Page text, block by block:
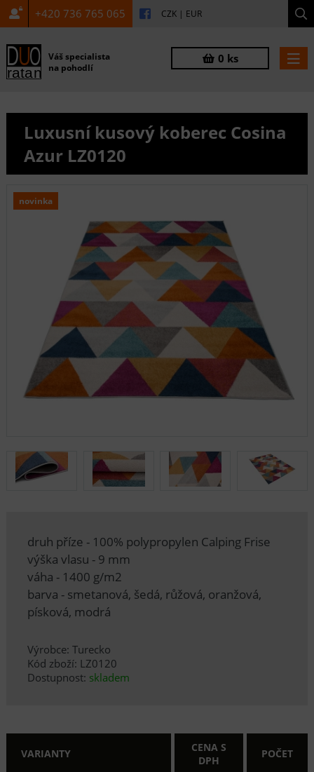
+420 736 765 065 CZK | EUR
Váš specialista
na pohodlí
0 ks
Luxusní kusový koberec Cosina
Azur LZ0120
novinka
druh příze - 100% polypropylen Calping Frise
výška vlasu - 9 mm
váha - 1400 g/m2
barva - smetanová, šedá, růžová, oranžová,
písková, modrá
Výrobce: Turecko
Kód zboží: LZ0120
Dostupnost: skladem
VARIANTY
CENA S
DPH
POČET